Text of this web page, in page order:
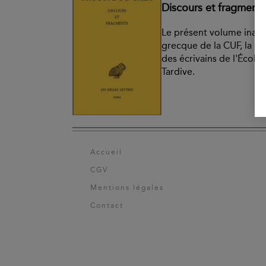
Discours et fragments
Le présent volume
grecque de la CUF, la
des écrivains de l'École
Tardive.
Accueil
CGV
Mentions légales
Contact